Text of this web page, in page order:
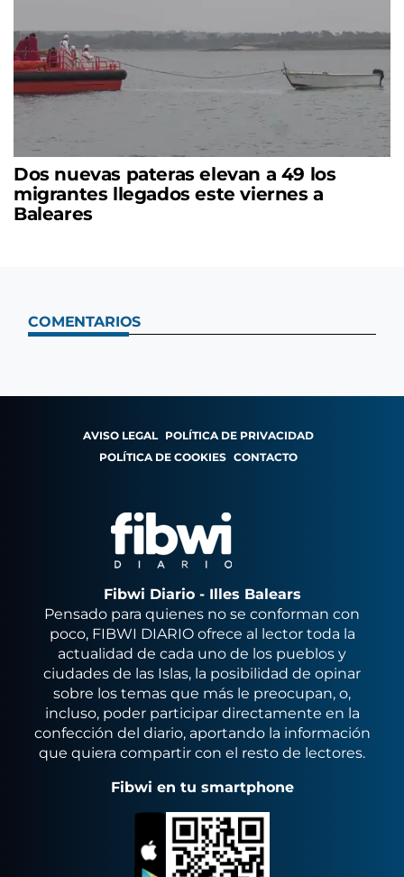
Dos nuevas pateras elevan a 49 los
migrantes llegados este viernes a
Baleares
COMENTARIOS
AVISO LEGAL POLÍTICA DE PRIVACIDAD
POLÍTICA DE COOKIES CONTACTO
Fibwi Diario - Illes Balears
Pensado para quienes no se conforman con
poco, FIBWI DIARIO ofrece al lector toda la
actualidad de cada uno de los pueblos y
ciudades de las Islas, la posibilidad de opinar
sobre los temas que más le preocupan, o,
incluso, poder participar directamente en la
confección del diario, aportando la información
que quiera compartir con el resto de lectores.
Fibwi en tu smartphone